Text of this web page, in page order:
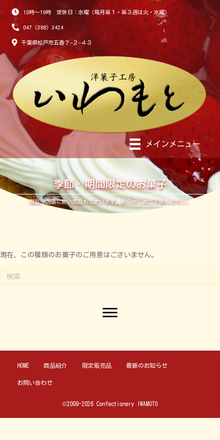
10時～19時 定休日：水曜（毎月第１・第３週は火・水曜）
047（388）3424
千葉県松戸市五香７−２−４３
メインメニュー
季節・期間限定のお菓子
現在、店頭に無い商品もございます。あらかじめご了承ください。
現在、この種類のお菓子のご用意はございません。
HOME 商品紹介 限定販売品 最新のお知らせ
お問い合わせ
©2009-2026 Confectionery IWAMOTO